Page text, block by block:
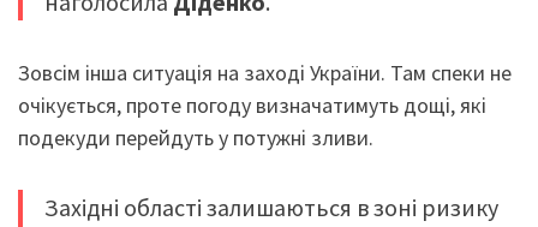
Зовсім інша ситуація на заході України. Там спеки не
очікується, проте погоду визначатимуть дощі, які
подекуди перейдуть у потужні зливи.
Західні області залишаються в зоні ризику